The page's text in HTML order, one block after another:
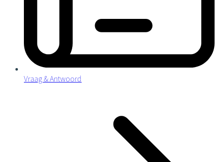
Vraag & Antwoord